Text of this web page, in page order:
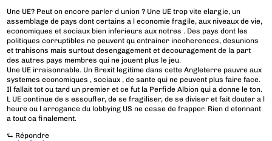
Une UE? Peut on encore parler d union ? Une UE trop vite elargie, un
assemblage de pays dont certains a l economie fragile, aux niveaux de vie,
economiques et sociaux bien inferieurs aux notres . Des pays dont les
politiques corruptibles ne peuvent qu entrainer incoherences, desunions
et trahisons mais surtout desengagement et decouragement de la part
des autres pays membres qui ne jouent plus le jeu.
Une UE irraisonnable. Un Brexit legitime dans cette Angleterre pauvre aux
systemes economiques , sociaux , de sante qui ne peuvent plus faire face.
Il fallait tot ou tard un premier et ce fut la Perfide Albion qui a donne le ton.
L UE continue de s essoufler, de se fragiliser, de se diviser et fait douter a l
heure ou l arrogance du lobbying US ne cesse de frapper. Rien d etonnant
a tout ca finalement.
⮑ Répondre